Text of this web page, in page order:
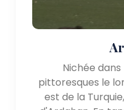
Nichée
pittoresques le
est de la